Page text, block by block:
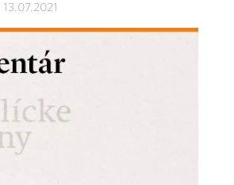
13.07.2021